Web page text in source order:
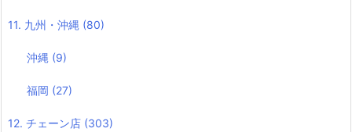
11. 九州・沖縄 (80)
沖縄 (9)
福岡 (27)
12. チェーン店 (303)